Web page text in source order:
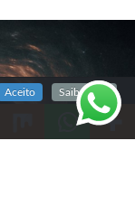
Aceito Saiba mais